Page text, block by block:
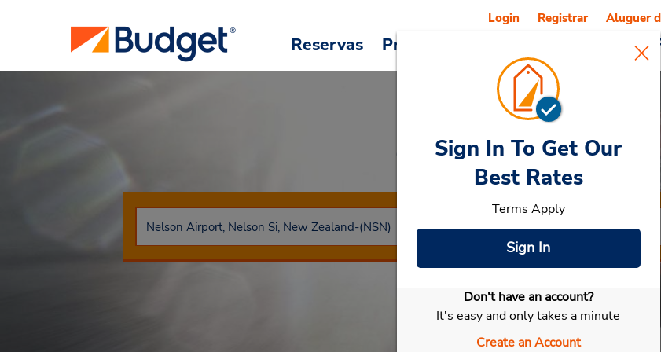
Reservas Promoções Veículos e serviços
Login Registrar Aluguer
Car RentalMomona
Selecionar meu carro
Sign In To Get Our
Best Rates
Terms Apply
Sign In
Don't have an account?
It's easy and only takes a minute
Create an Account